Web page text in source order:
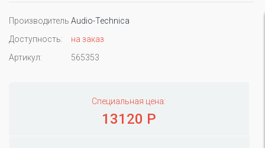
Производитель Audio-Technica
Доступность:
на заказ
Артикул:
565353
Специальная цена:
13120 Р